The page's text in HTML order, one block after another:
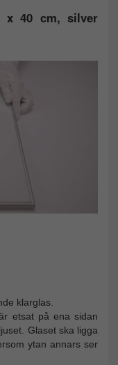
x 40 cm, silver
klarglas.
etsat på ena sidan
Glaset ska ligga
ytan annars ser